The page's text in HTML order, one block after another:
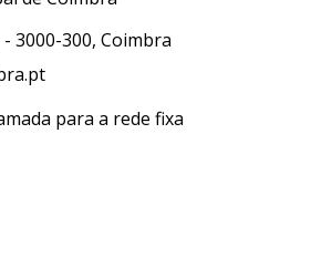
3000-300, Coimbra
para a rede fixa